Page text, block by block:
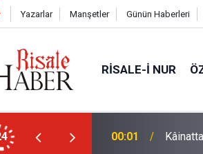
Yazarlar Manşetler Günün Haberleri
RISALE-I NUR
vefat edecek 22:35